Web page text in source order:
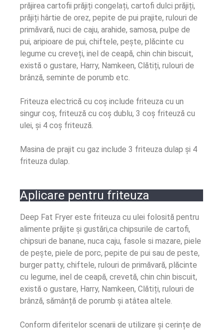
prăjirea cartofii prăjiți congelați, cartofi dulci prăjiți,
prăjiți hârtie de orez, pepite de pui prajite, rulouri de
primăvară, nuci de caju, arahide, samosa, pulpe de
pui, aripioare de pui, chiftele, peşte, plăcinte cu
legume cu creveți, inel de ceapă, chin chin biscuit,
există o gustare, Harry, Namkeen, Clătiți, rulouri de
brânză, seminte de porumb etc.
Friteuza electrică cu coș include friteuza cu un
singur coș, friteuză cu coș dublu, 3 coș friteuză cu
ulei, și 4 coș friteuză.
Masina de prajit cu gaz include 3 friteuza dulap și 4
friteuza dulap.
Aplicare pentru friteuza
Deep Fat Fryer este friteuza cu ulei folosită pentru
alimente prăjite și gustări,ca chipsurile de cartofi,
chipsuri de banane, nuca caju, fasole si mazare, piele
de pește, piele de porc, pepite de pui sau de peste,
burger patty, chiftele, rulouri de primăvară, plăcinte
cu legume, inel de ceapă, crevetă, chin chin biscuit,
există o gustare, Harry, Namkeen, Clătiți, rulouri de
brânză, sămânță de porumb și atâtea altele.
Conform diferitelor scenarii de utilizare și cerințe de